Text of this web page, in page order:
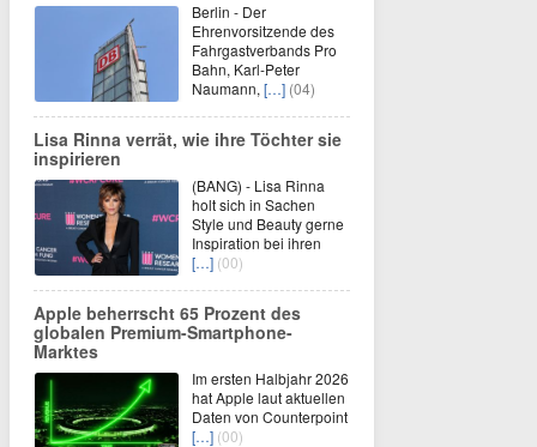
Berlin - Der
Ehrenvorsitzende des
Fahrgastverbands Pro
Bahn, Karl-Peter
Naumann, […] (04)
Lisa Rinna verrät, wie ihre Töchter sie
inspirieren
(BANG) - Lisa Rinna
holt sich in Sachen
Style und Beauty gerne
Inspiration bei ihren
[…] (00)
Apple beherrscht 65 Prozent des
globalen Premium-Smartphone-
Marktes
Im ersten Halbjahr 2026
hat Apple laut aktuellen
Daten von Counterpoint
[…] (00)